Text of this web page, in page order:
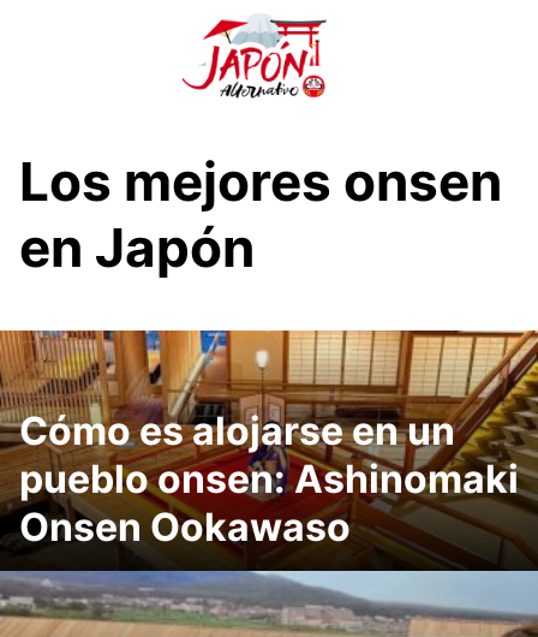
t
e
n
i
d
Los mejores onsen
en Japón
Cómo es alojarse en un
pueblo onsen: Ashinomaki
Onsen Ookawaso